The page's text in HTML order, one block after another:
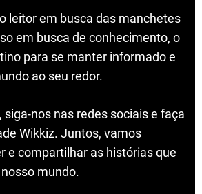
leitor em busca das manchetes
em busca de conhecimento, o
para se manter informado e
ao seu redor.
siga-nos nas redes sociais e faça
Wikkiz. Juntos, vamos
e compartilhar as histórias que
mundo.